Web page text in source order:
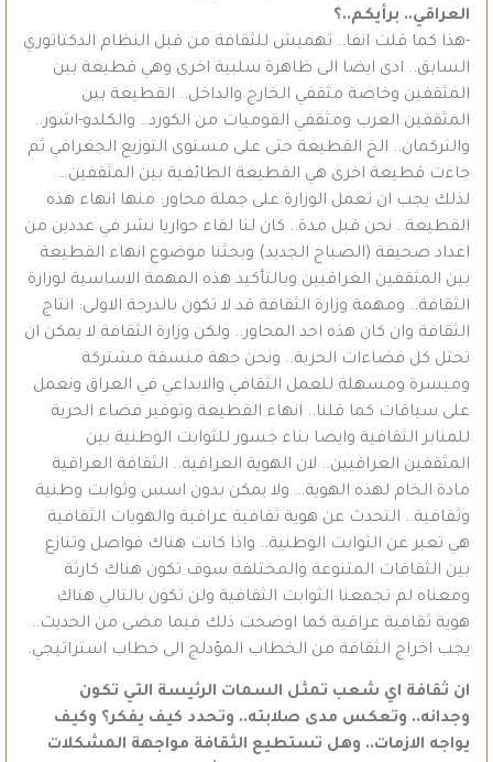
العراقي.. برأيكم..؟
-هذا كما قلت انفا.. تهميش للثقافة من قبل النظام الدكتاتوري
السابق.. ادى ايضا الى ظاهرة سلبية اخرى وهي قطيعة بين
المثقفين وخاصة مثقفي الخارج والداخل.. القطيعة بين
المثقفين العرب ومثقفي القوميات من الكورد.. والكلدو-اشور..
والتركمان.. الخ القطيعة حتى على مستوى التوزيع الجغرافي ثم
جاءت قطيعة اخرى هي القطيعة الطائفية بين المثقفين…
لذلك يجب ان تعمل الوزارة على جملة محاور: منها انهاء هذه
القطيعة.. نحن قبل مدة.. كان لنا لقاء حواريا نشر في عددين من
اعداد صحيفة (الصباح الجديد) وبحثنا موضوع انهاء القطيعة
بين المثقفين العراقيين وبالتأكيد هذه المهمة الاساسية لوزارة
الثقافة.. ومهمة وزارة الثقافة قد لا تكون بالدرجة الاولى: انتاج
الثقافة وان كان هذه احد المحاور.. ولكن وزارة الثقافة لا يمكن ان
تحتل كل فضاءات الحرية.. ونحن جهة منسقة مشتركة
وميسرة ومسهلة للعمل الثقافي والابداعي في العراق ونعمل
على سياقات كما قلنا.. انهاء القطيعة وتوفير فضاء الحرية
للمنابر الثقافية وايضا بناء جسور للثوابت الوطنية بين
المثقفين العراقيين.. لان الهوية العراقية.. الثقافة العراقية
مادة الخام لهذه الهوية… ولا يمكن بدون اسس وثوابت وطنية
وثقافية.. التحدث عن هوية ثقافية عراقية والهويات الثقافية
هي تعبر عن الثوابت الوطنية.. واذا كانت هناك فواصل وتنازع
بين الثقافات المتنوعة والمختلفة سوف تكون هناك كارثة
ومعناه لم تجمعنا الثوابت الثقافية ولن تكون بالتالي هناك
هوية ثقافية عراقية كما اوضحت ذلك فيما مضى من الحديث..
يجب اخراج الثقافة من الخطاب المؤدلج الى خطاب استراتيجي.
ان ثقافة اي شعب تمثل السمات الرئيسة التي تكون
وجدانه.. وتعكس مدى صلابته.. وتحدد كيف يفكر؟ وكيف
يواجه الازمات.. وهل تستطيع الثقافة مواجهة المشكلات